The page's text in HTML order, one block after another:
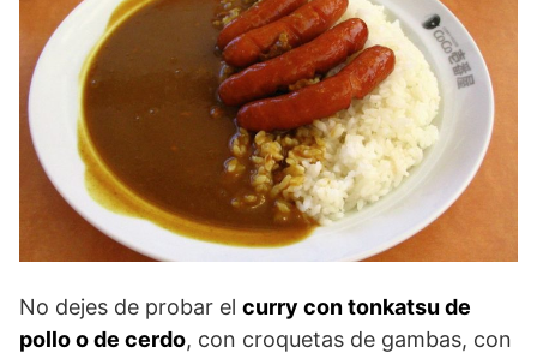
No dejes de probar el curry con tonkatsu de
pollo o de cerdo, con croquetas de gambas, con